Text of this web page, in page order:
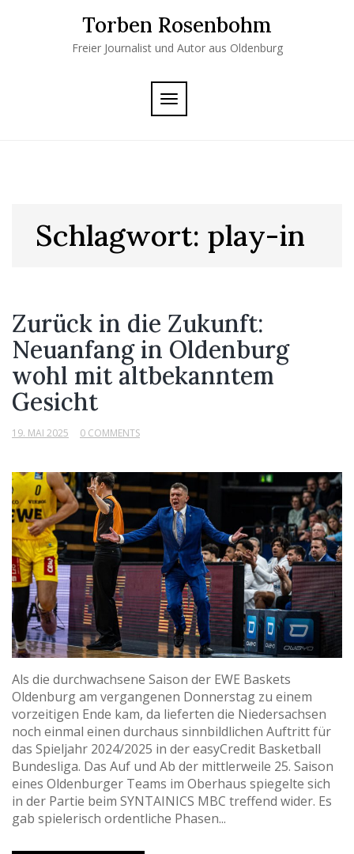
Torben Rosenbohm
Freier Journalist und Autor aus Oldenburg
TOGGLE
NAVIGATION
Schlagwort: play-in
Zurück in die Zukunft:
Neuanfang in Oldenburg
wohl mit altbekanntem
Gesicht
19. MAI 2025 0 COMMENTS
Als die durchwachsene Saison der EWE Baskets
Oldenburg am vergangenen Donnerstag zu einem
vorzeitigen Ende kam, da lieferten die Niedersachsen
noch einmal einen durchaus sinnbildlichen Auftritt für
das Spieljahr 2024/2025 in der easyCredit Basketball
Bundesliga. Das Auf und Ab der mittlerweile 25. Saison
eines Oldenburger Teams im Oberhaus spiegelte sich
in der Partie beim SYNTAINICS MBC treffend wider. Es
gab spielerisch ordentliche Phasen...